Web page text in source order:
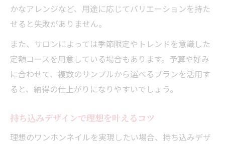
かなアレンジなど、用途に応じてバリエーションを持た
せると失敗がありません。
また、サロンによっては季節限定やトレンドを意識した
定額コースを用意している場合もあります。予算や好み
に合わせて、複数のサンプルから選べるプランを活用す
ると、納得の仕上がりになりやすいでしょう。
持ち込みデザインで理想を叶えるコツ
理想のワンホンネイルを実現したい場合、持ち込みデザ